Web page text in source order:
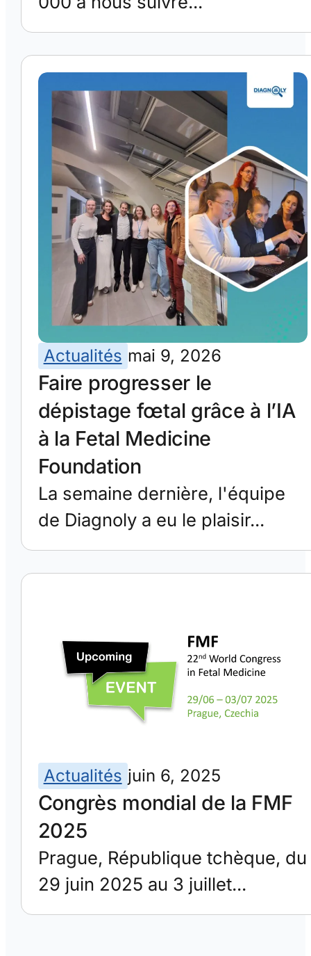
Actualités mai 9, 2026
Faire progresser le
dépistage fœtal grâce à l’IA
à la Fetal Medicine
Foundation
La semaine dernière, l'équipe
de Diagnoly a eu le plaisir...
Actualités juin 6, 2025
Congrès mondial de la FMF
2025
Prague, République tchèque, du
29 juin 2025 au 3 juillet...